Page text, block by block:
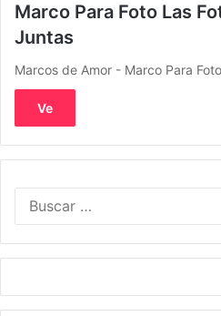
Marco Para Foto Las
Juntas
Marcos de Amor - Marco Para
Ve